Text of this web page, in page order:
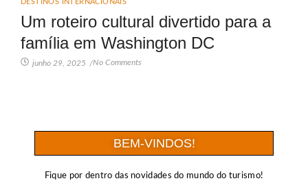
DESTINOS INTERNACIONAIS
Um roteiro cultural divertido para a
família em Washington DC
junho 29, 2025 /No Comments
BEM-VINDOS!
Fique por dentro das novidades do mundo do turismo!